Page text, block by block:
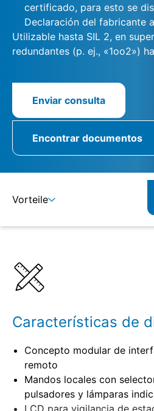
certificado, para esto se
Declaración del fabricante
Utilizable hasta SIL 2, en
redundantes (p. ej., «1oo2»)
Enviar consulta
Encontrar documentos
Vorteile
Características de
Concepto modular de
remoto
Mandos locales con
pulsadores y lámparas
LCD para vigilancia de